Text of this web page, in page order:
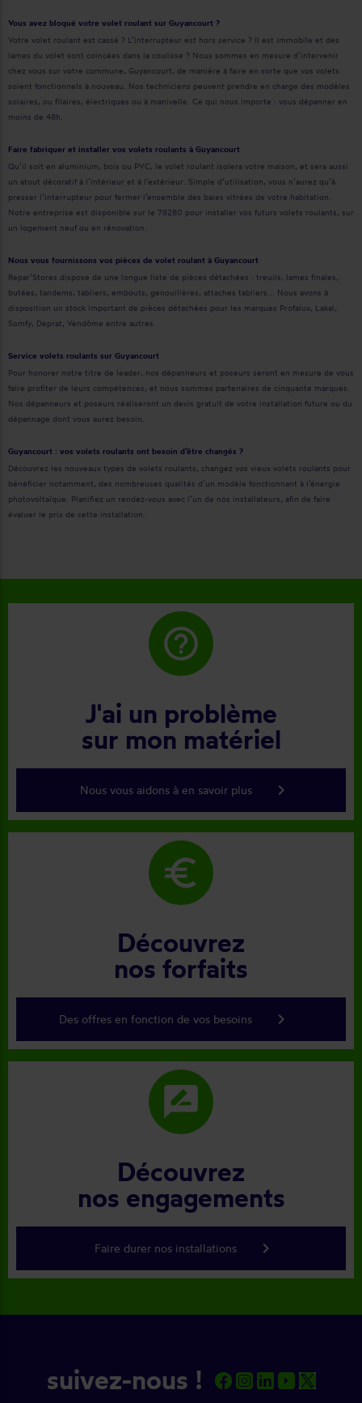
Vous avez bloqué votre volet roulant sur Guyancourt ?
Votre volet roulant est cassé ? L’interrupteur est hors service ? Il est immobile et des
lames du volet sont coincées dans la coulisse ? Nous sommes en mesure d’intervenir
chez vous sur votre commune, Guyancourt, de manière à faire en sorte que vos volets
soient fonctionnels à nouveau. Nos techniciens peuvent prendre en charge des modèles
solaires, ou filaires, électriques ou à manivelle. Ce qui nous importe : vous dépanner en
moins de 48h.
Faire fabriquer et installer vos volets roulants à Guyancourt
Qu’il soit en aluminium, bois ou PVC, le volet roulant isolera votre maison, et sera aussi
un atout décoratif à l’intérieur et à l’extérieur. Simple d’utilisation, vous n’aurez qu’à
presser l’interrupteur pour fermer l’ensemble des baies vitrées de votre habitation.
Notre entreprise est disponible sur le 78280 pour installer vos futurs volets roulants, sur
un logement neuf ou en rénovation.
Nous vous fournissons vos pièces de volet roulant à Guyancourt
Repar’Stores dispose de une longue liste de pièces détachées : treuils, lames finales,
butées, tandems, tabliers, embouts, genouillères, attaches tabliers... Nous avons à
disposition un stock important de pièces détachées pour les marques Profalux, Lakal,
Somfy, Deprat, Vendôme entre autres.
Service volets roulants sur Guyancourt
Pour honorer notre titre de leader, nos dépanneurs et poseurs seront en mesure de vous
faire profiter de leurs compétences, et nous sommes partenaires de cinquante marques.
Nos dépanneurs et poseurs réaliseront un devis gratuit de votre installation future ou du
dépannage dont vous aurez besoin.
Guyancourt : vos volets roulants ont besoin d’être changés ?
Découvrez les nouveaux types de volets roulants, changez vos vieux volets roulants pour
bénéficier notamment, des nombreuses qualités d’un modèle fonctionnant à l’énergie
photovoltaïque. Planifiez un rendez-vous avec l’un de nos installateurs, afin de faire
évaluer le prix de cette installation.
help_outline
J'ai un problème
sur mon matériel
Nous vous aidons à en savoir plus keyboard_arrow_right
euro
Découvrez
nos forfaits
Des offres en fonction de vos besoins keyboard_arrow_right
rate_review
Découvrez
nos engagements
Faire durer nos installations keyboard_arrow_right
suivez-nous !